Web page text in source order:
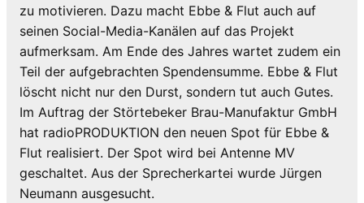
zu motivieren. Dazu macht Ebbe & Flut auch auf
seinen Social-Media-Kanälen auf das Projekt
aufmerksam. Am Ende des Jahres wartet zudem ein
Teil der aufgebrachten Spendensumme. Ebbe & Flut
löscht nicht nur den Durst, sondern tut auch Gutes.
Im Auftrag der Störtebeker Brau-Manufaktur GmbH
hat radioPRODUKTION den neuen Spot für Ebbe &
Flut realisiert. Der Spot wird bei Antenne MV
geschaltet. Aus der Sprecherkartei wurde Jürgen
Neumann ausgesucht.